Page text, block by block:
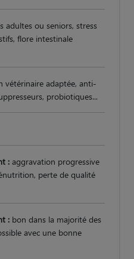
adultes ou seniors, stress
flore intestinale
vétérinaire adaptée, anti-
probiotiques...
: aggravation progressive
perte de qualité
: bon dans la majorité des
avec une bonne